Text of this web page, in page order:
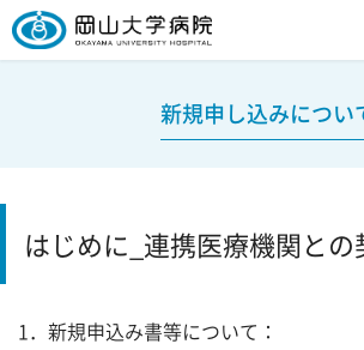
新規申し込みについ
はじめに_連携医療機関と
1．新規申込み書等について：